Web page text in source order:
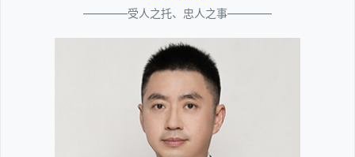
————受人之托、忠人之事————